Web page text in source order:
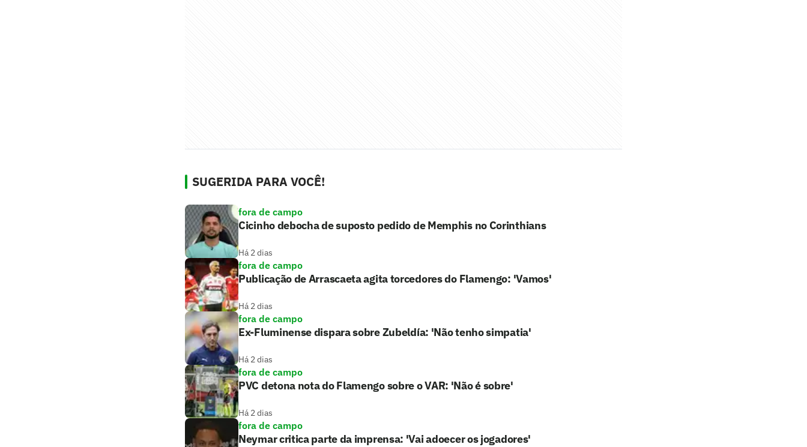
SUGERIDA PARA VOCÊ!
fora de campo
Cicinho debocha de suposto pedido de Memphis no Corinthians
Há 2 dias
fora de campo
Publicação de Arrascaeta agita torcedores do Flamengo: 'Vamos'
Há 2 dias
fora de campo
Ex-Fluminense dispara sobre Zubeldía: 'Não tenho simpatia'
Há 2 dias
fora de campo
PVC detona nota do Flamengo sobre o VAR: 'Não é sobre'
Há 2 dias
fora de campo
Neymar critica parte da imprensa: 'Vai adoecer os jogadores'